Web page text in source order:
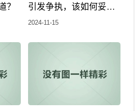
？
引发争执，该如何妥善
解决？
2024-11-15